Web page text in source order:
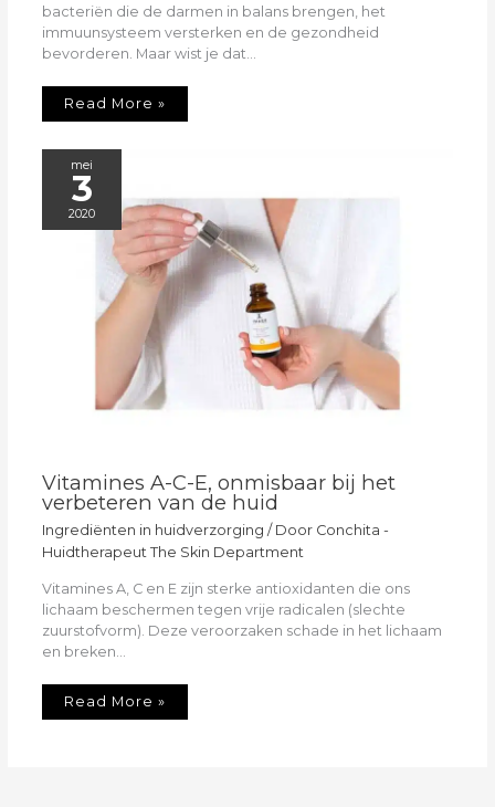
bacteriën die de darmen in balans brengen, het
immuunsysteem versterken en de gezondheid
bevorderen. Maar wist je dat…
Read More »
mei
3
2020
Vitamines A-C-E, onmisbaar bij het
verbeteren van de huid
Ingrediënten in huidverzorging / Door Conchita -
Huidtherapeut The Skin Department
Vitamines A, C en E zijn sterke antioxidanten die ons
lichaam beschermen tegen vrije radicalen (slechte
zuurstofvorm). Deze veroorzaken schade in het lichaam
en breken…
Read More »